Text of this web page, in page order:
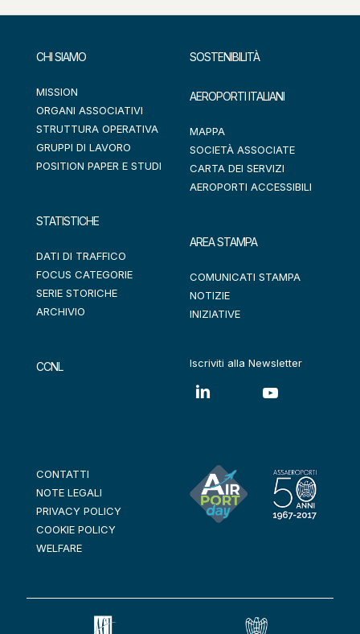
CHI SIAMO
MISSION
ORGANI ASSOCIATIVI
STRUTTURA OPERATIVA
GRUPPI DI LAVORO
POSITION PAPER E STUDI
STATISTICHE
DATI DI TRAFFICO
FOCUS CATEGORIE
SERIE STORICHE
ARCHIVIO
CCNL
SOSTENIBILITÀ
AEROPORTI ITALIANI
MAPPA
SOCIETÀ ASSOCIATE
CARTA DEI SERVIZI
AEROPORTI ACCESSIBILI
AREA STAMPA
COMUNICATI STAMPA
NOTIZIE
INIZIATIVE
Iscriviti alla Newsletter
CONTATTI
NOTE LEGALI
PRIVACY POLICY
COOKIE POLICY
WELFARE